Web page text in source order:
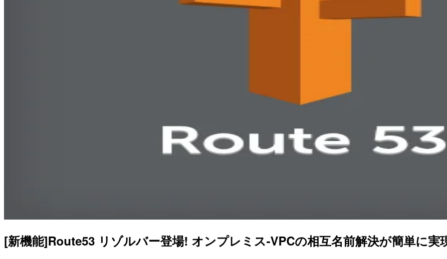
[新機能]Route53 リゾルバー登場! オンプレミス-VPCの相互名前解決が簡単に